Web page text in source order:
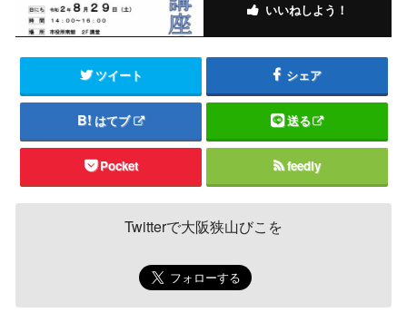
いいねしよう！
ツイート シェア
はてブ 送る
Pocket feedly
Twitterで大阪狭山びこを